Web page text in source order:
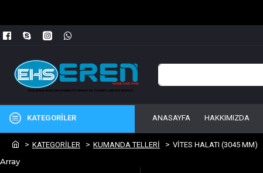
KATEGORİLER ANASAYFA HAKKIMIZDA
KATEGORİLER KUMANDA TELLERİ VİTES HALATI (3045 MM)
Array